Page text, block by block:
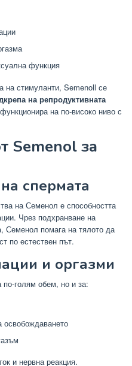
функция
на стимуланти, Semenoll се
на репродуктивната
на по-високо ниво с
Semenol за
спермата
на Семенол е способността
Чрез подхранване на
Семенол помага на тялото да
по естествен път.
и оргазми
голям обем, но и за:
освобождаването
и нервна реакция.